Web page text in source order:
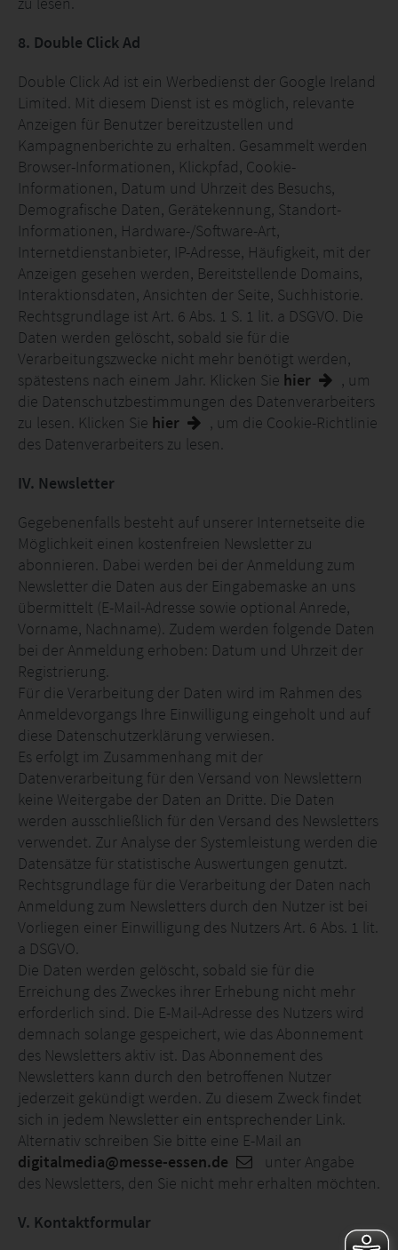
8. Double Click Ad
Double Click Ad ist ein Werbedienst der Google Ireland
Limited. Mit diesem Dienst ist es möglich, relevante
Anzeigen für Benutzer bereitzustellen und
Kampagnenberichte zu erhalten. Gesammelt werden
Browser-Informationen, Klickpfad, Cookie-
Informationen, Datum und Uhrzeit des Besuchs,
Demografische Daten, Gerätekennung, Standort-
Informationen, Hardware-/Software-Art,
Internetdienstanbieter, IP-Adresse, Häufigkeit, mit der
Anzeigen gesehen werden, Bereitstellende Domains,
Interaktionsdaten, Ansichten der Seite, Suchhistorie.
Rechtsgrundlage ist Art. 6 Abs. 1 S. 1 lit. a DSGVO. Die
Daten werden gelöscht, sobald sie für die
Verarbeitungszwecke nicht mehr benötigt werden,
spätestens nach einem Jahr. Klicken Sie hier
, um
die Datenschutzbestimmungen des Datenverarbeiters
zu lesen. Klicken Sie hier
, um die Cookie-Richtlinie
des Datenverarbeiters zu lesen.
IV. Newsletter
Gegebenenfalls besteht auf unserer Internetseite die
Möglichkeit einen kostenfreien Newsletter zu
abonnieren. Dabei werden bei der Anmeldung zum
Newsletter die Daten aus der Eingabemaske an uns
übermittelt (E-Mail-Adresse sowie optional Anrede,
Vorname, Nachname). Zudem werden folgende Daten
bei der Anmeldung erhoben: Datum und Uhrzeit der
Registrierung.
Für die Verarbeitung der Daten wird im Rahmen des
Anmeldevorgangs Ihre Einwilligung eingeholt und auf
diese Datenschutzerklärung verwiesen.
Es erfolgt im Zusammenhang mit der
Datenverarbeitung für den Versand von Newslettern
keine Weitergabe der Daten an Dritte. Die Daten
werden ausschließlich für den Versand des Newsletters
verwendet. Zur Analyse der Systemleistung werden die
Datensätze für statistische Auswertungen genutzt.
Rechtsgrundlage für die Verarbeitung der Daten nach
Anmeldung zum Newsletters durch den Nutzer ist bei
Vorliegen einer Einwilligung des Nutzers Art. 6 Abs. 1 lit.
a DSGVO.
Die Daten werden gelöscht, sobald sie für die
Erreichung des Zweckes ihrer Erhebung nicht mehr
erforderlich sind. Die E-Mail-Adresse des Nutzers wird
demnach solange gespeichert, wie das Abonnement
des Newsletters aktiv ist. Das Abonnement des
Newsletters kann durch den betroffenen Nutzer
jederzeit gekündigt werden. Zu diesem Zweck findet
sich in jedem Newsletter ein entsprechender Link.
Alternativ schreiben Sie bitte eine E-Mail an
digitalmedia@messe-essen.de
unter Angabe
des Newsletters, den Sie nicht mehr erhalten möchten.
V. Kontaktformular